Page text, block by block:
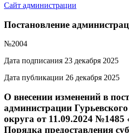
Сайт администрации
Постановление
№2004
Дата подписания 23 декабря 2025
Дата публикации 26 декабря 2025
О внесении изменений в
администрации
округа от 11.09.2024 №1485
Порядка предоставления